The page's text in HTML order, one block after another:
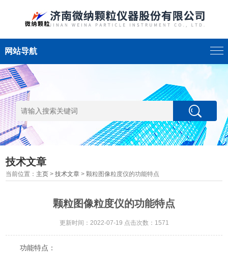
网站导航
技术文章
当前位置： 主页 >技术文章 > 颗粒图像粒度仪的功能特点
颗粒图像粒度仪的功能特点
更新时间：2022-07-19 点击次数：1571
功能特点：